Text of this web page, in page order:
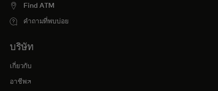
Find ATM
คำถามที่พบบ่อย
บริษัท
เกี่ยวกับ
อาชีพopens in a new tab